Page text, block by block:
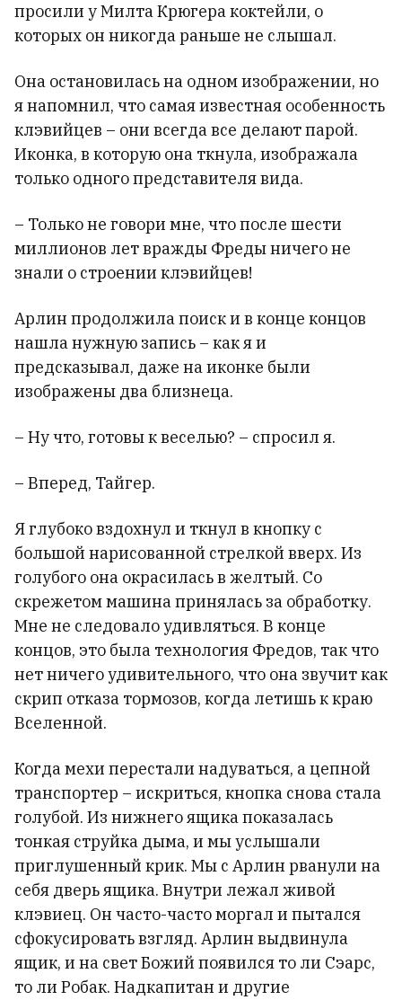
просили у Милта Крюгера коктейли, о
которых он никогда раньше не слышал.
Она остановилась на одном изображении, но
я напомнил, что самая известная особенность
клэвийцев – они всегда все делают парой.
Иконка, в которую она ткнула, изображала
только одного представителя вида.
– Только не говори мне, что после шести
миллионов лет вражды Фреды ничего не
знали о строении клэвийцев!
Арлин продолжила поиск и в конце концов
нашла нужную запись – как я и
предсказывал, даже на иконке были
изображены два близнеца.
– Ну что, готовы к веселью? – спросил я.
– Вперед, Тайгер.
Я глубоко вздохнул и ткнул в кнопку с
большой нарисованной стрелкой вверх. Из
голубого она окрасилась в желтый. Со
скрежетом машина принялась за обработку.
Мне не следовало удивляться. В конце
концов, это была технология Фредов, так что
нет ничего удивительного, что она звучит как
скрип отказа тормозов, когда летишь к краю
Вселенной.
Когда мехи перестали надуваться, а цепной
транспортер – искриться, кнопка снова стала
голубой. Из нижнего ящика показалась
тонкая струйка дыма, и мы услышали
приглушенный крик. Мы с Арлин рванули на
себя дверь ящика. Внутри лежал живой
клэвиец. Он часто-часто моргал и пытался
сфокусировать взгляд. Арлин выдвинула
ящик, и на свет Божий появился то ли Сэарс,
то ли Робак. Надкапитан и другие